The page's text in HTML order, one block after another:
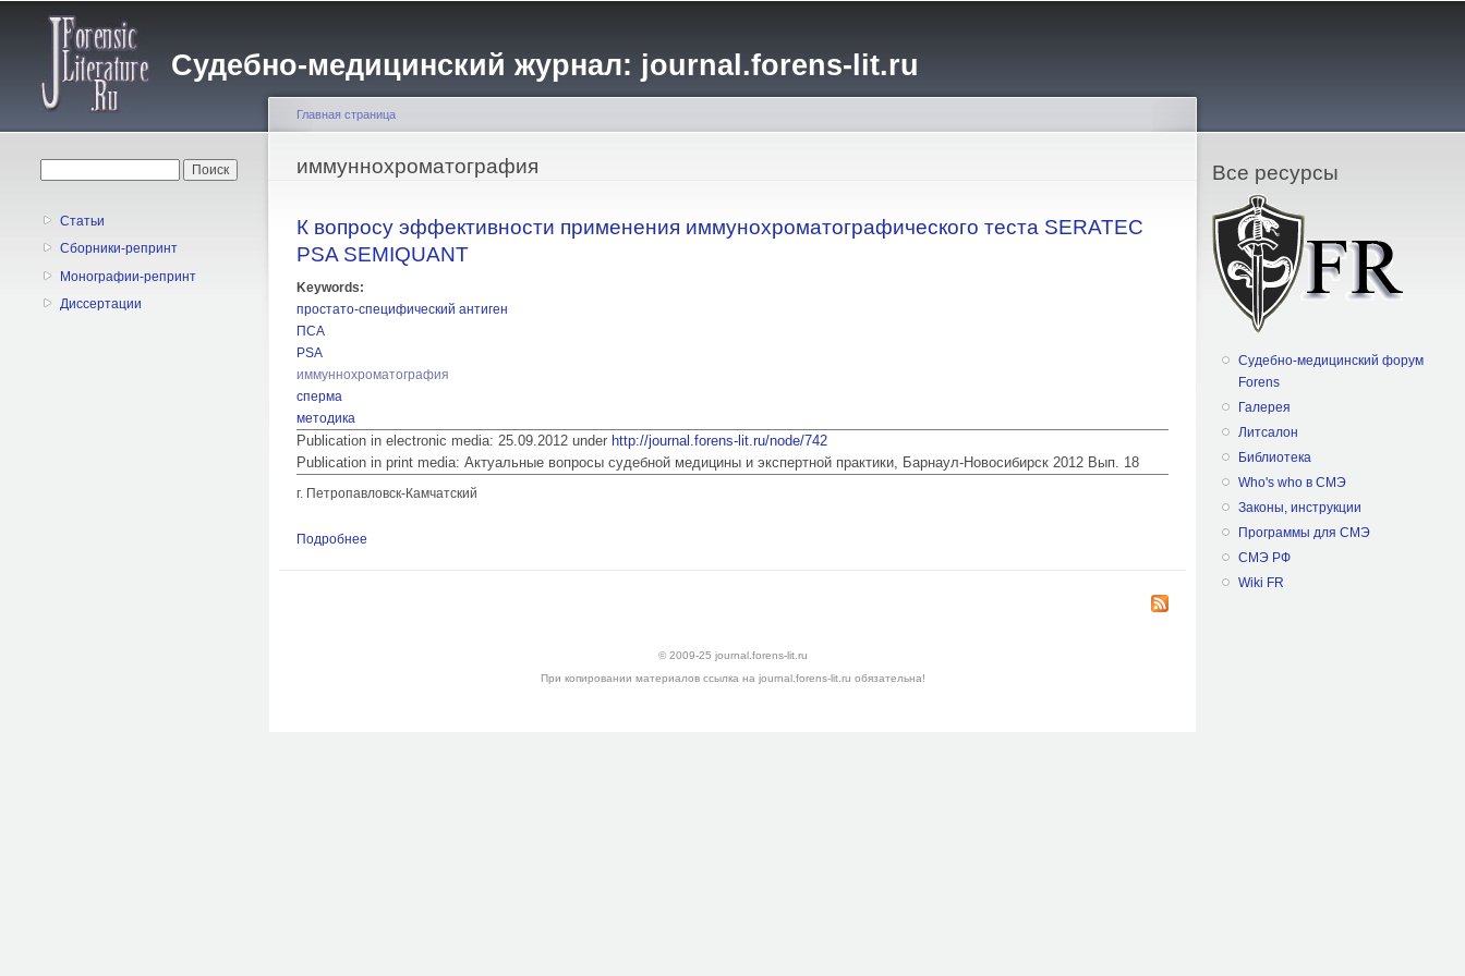
содержанию
Судебно-медицинский журнал: journal.forens-lit.ru
Статьи
Сборники-репринт
Монографии-репринт
Диссертации
Вы здесь
Главная страница
иммуннохроматография
К вопросу эффективности применения иммунохроматографического теста SERATEC
PSA SEMIQUANT
Keywords:
простато-специфический антиген
ПСА
PSA
иммуннохроматография
сперма
методика
Publication in electronic media: 25.09.2012 under http://journal.forens-lit.ru/node/742
Publication in print media: Актуальные вопросы судебной медицины и экспертной практики, Барнаул-Новосибирск 2012 Вып. 18
г. Петропавловск-Камчатский
Подробнее
© 2009-25 journal.forens-lit.ru
При копировании материалов ссылка на journal.forens-lit.ru обязательна!
Все ресурсы
Судебно-медицинский форум
Forens
Галерея
Литсалон
Библиотека
Who's who в СМЭ
Законы, инструкции
Программы для СМЭ
СМЭ РФ
Wiki FR